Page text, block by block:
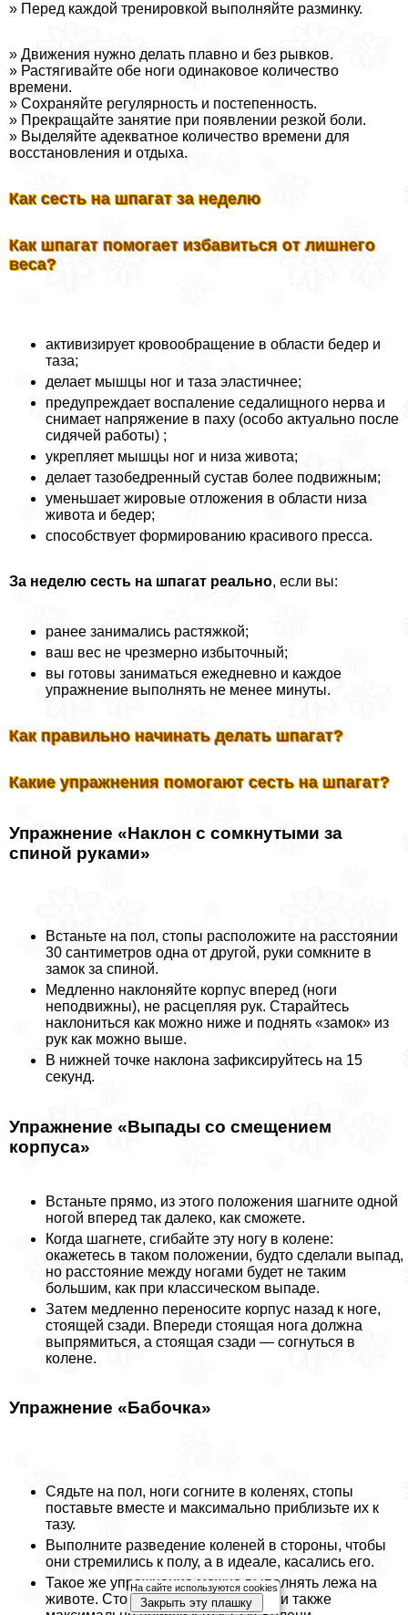
» Перед каждой тренировкой выполняйте разминку.
» Движения нужно делать плавно и без рывков.
» Растягивайте обе ноги одинаковое количество
времени.
» Сохраняйте регулярность и постепенность.
» Прекращайте занятие при появлении резкой боли.
» Выделяйте адекватное количество времени для
восстановления и отдыха.
Как сесть на шпагат за неделю
Как шпагат помогает избавиться от лишнего
веса?
активизирует кровообращение в области бедер и
таза;
делает мышцы ног и таза эластичнее;
предупреждает воспаление седалищного нерва и
снимает напряжение в паху (особо актуально после
сидячей работы) ;
укрепляет мышцы ног и низа живота;
делает тазобедренный сустав более подвижным;
уменьшает жировые отложения в области низа
живота и бедер;
способствует формированию красивого пресса.
За неделю сесть на шпагат реально, если вы:
ранее занимались растяжкой;
ваш вес не чрезмерно избыточный;
вы готовы заниматься ежедневно и каждое
упражнение выполнять не менее минуты.
Как правильно начинать делать шпагат?
Какие упражнения помогают сесть на шпагат?
Упражнение «Наклон с сомкнутыми за
спиной руками»
Встаньте на пол, стопы расположите на расстоянии
30 сантиметров одна от другой, руки сомкните в
замок за спиной.
Медленно наклоняйте корпус вперед (ноги
неподвижны), не расцепляя рук. Старайтесь
наклониться как можно ниже и поднять «замок» из
рук как можно выше.
В нижней точке наклона зафиксируйтесь на 15
секунд.
Упражнение «Выпады со смещением
корпуса»
Встаньте прямо, из этого положения шагните одной
ногой вперед так далеко, как сможете.
Когда шагнете, сгибайте эту ногу в колене:
окажетесь в таком положении, будто сделали выпад,
но расстояние между ногами будет не таким
большим, как при классическом выпаде.
Затем медленно переносите корпус назад к ноге,
стоящей сзади. Впереди стоящая нога должна
выпрямиться, а стоящая сзади — согнуться в
колене.
Упражнение «Бабочка»
Сядьте на пол, ноги согните в коленях, стопы
поставьте вместе и максимально приблизьте их к
тазу.
Выполните разведение коленей в стороны, чтобы
они стремились к полу, а в идеале, касались его.
Такое же упражнение можно выполнять лежа на
животе. Стопы при этом сомкните и также
На сайте используются cookies
Закрыть эту плашку